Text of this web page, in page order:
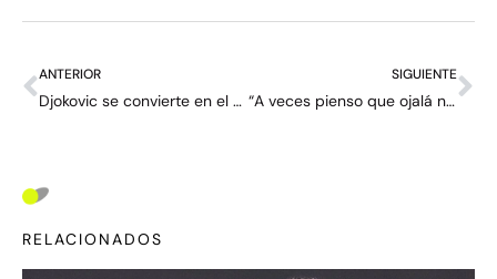
ANTERIOR
Djokovic se convierte en el dueño de todo
SIGUIENTE
“A veces pienso que ojalá nunca hubiera ganado el US Open” – la entrevista más honesta de Emma Raducanu
RELACIONADOS